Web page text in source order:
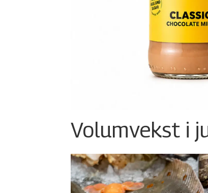
Volumvekst i